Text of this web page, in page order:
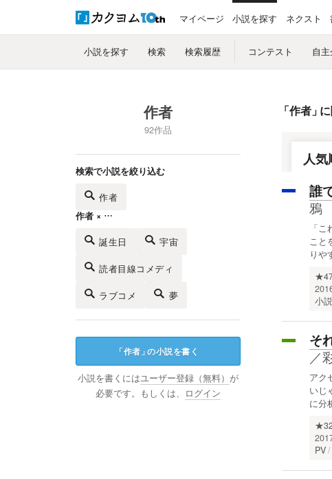
マイページ 小説を探す ネクスト
小説を探す 検索 検索履歴 コンテスト 自
作者
92作品
検索で小説を絞り込む
作者
作者 × …
誕生日 宇宙
読者目線コメディ
ラブコメ 夢
「作者 」の小説を書く
小説を書くにはユーザー登録（無料） が
必要です。もしくは、
ログイン
「作者 」
人気
誰
鴉
「
こと
りや
小説
そ
／
アク
いじ
に分
PV